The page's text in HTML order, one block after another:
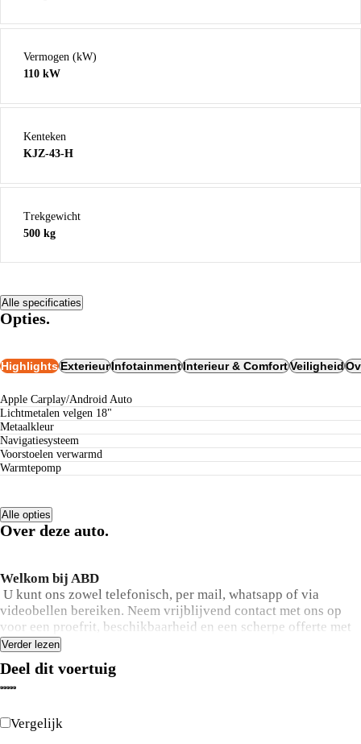
Vermogen (kW)
110 kW
Kenteken
KJZ-43-H
Trekgewicht
500 kg
Alle specificaties
Opties.
HighlightsExterieurInfotainmentInterieur & ComfortVeiligheid
Apple Carplay/Android Auto
lichtmetalen velgen 18"
metaalkleur
navigatiesysteem
voorstoelen verwarmd
warmtepomp
Alle opties
Over deze auto.
Welkom bij ABD
U kunt ons zowel telefonisch, per mail, whatsapp of via
videobellen bereiken. Neem vrijblijvend contact met ons op
voor een proefrit, beschikbaarheid en een scherpe offerte met
of zonder inruil van uw huidige auto. Heeft u een auto die u
wilt inruilen? Dan profiteert u van extra voordeel, want wij
bieden extra geld voor uw huidige auto! Stuur een e-mail naar
leads@abd.nl of een WhatsApp naar 06-19636155.
*Elke avond koopavond!
Verder lezen
Deel dit voertuig
Vergelijk